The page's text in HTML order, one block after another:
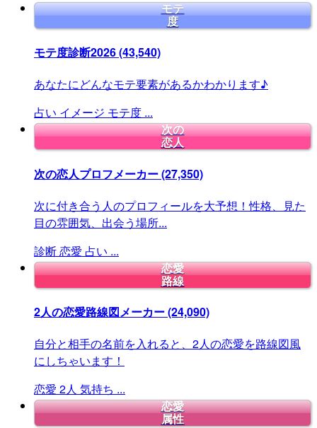
モテ
度
モテ度診断2026(43,540)
あなたにどんなモテ要素があるかわかります♪
占い イメージ モテ度 ...
次の
恋人
次の恋人プロフメーカー(27,350)
次に付き合う人のプロフィールを大予想！性格、見た
目の雰囲気、出会う場所...
診断恋愛 占い ...
恋愛
路線
2人の恋愛路線図メーカー(24,090)
自分と相手の名前を入れると、2人の恋愛を路線図風
にしちゃいます！
恋愛 2人 気持ち ...
恋愛
属性